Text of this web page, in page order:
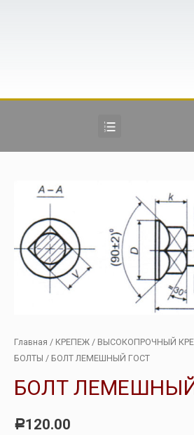
Главная / КРЕПЕЖ / ВЫСОКОПРОЧНЫЙ
БОЛТЫ / БОЛТ ЛЕМЕШНЫЙ ГОСТ
БОЛТ
Р120.00